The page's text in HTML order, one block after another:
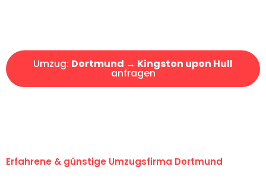
Umzug: Dortmund → Kingston upon Hull
anfragen
Erfahrene & günstige Umzugsfirma Dortmund